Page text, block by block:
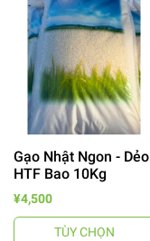
Gạo Nhật Ngon - Dẻo
HTF Bao 10Kg
¥4,500
TÙY CHỌN